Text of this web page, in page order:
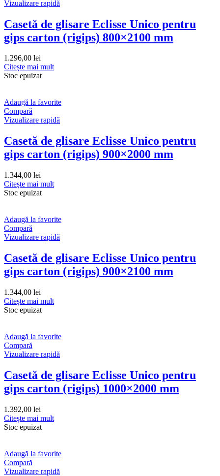
Vizualizare rapidă
Casetă de glisare Eclisse Unico pentru
gips carton (rigips) 800×2100 mm
1.296,00 lei
Citește mai mult
Stoc epuizat
Adaugă la favorite
Compară
Vizualizare rapidă
Casetă de glisare Eclisse Unico pentru
gips carton (rigips) 900×2000 mm
1.344,00 lei
Citește mai mult
Stoc epuizat
Adaugă la favorite
Compară
Vizualizare rapidă
Casetă de glisare Eclisse Unico pentru
gips carton (rigips) 900×2100 mm
1.344,00 lei
Citește mai mult
Stoc epuizat
Adaugă la favorite
Compară
Vizualizare rapidă
Casetă de glisare Eclisse Unico pentru
gips carton (rigips) 1000×2000 mm
1.392,00 lei
Citește mai mult
Stoc epuizat
Adaugă la favorite
Compară
Vizualizare rapidă